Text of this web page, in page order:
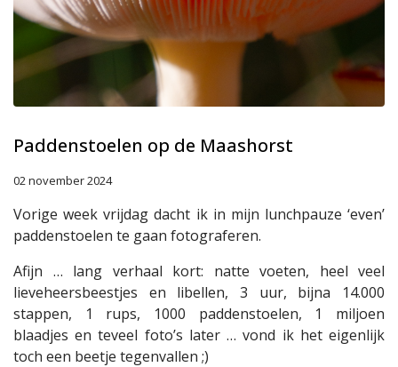
Paddenstoelen op de Maashorst
02 november 2024
Vorige week vrijdag dacht ik in mijn lunchpauze ‘even’
paddenstoelen te gaan fotograferen.
Afijn … lang verhaal kort: natte voeten, heel veel
lieveheersbeestjes en libellen, 3 uur, bijna 14.000
stappen, 1 rups, 1000 paddenstoelen, 1 miljoen
blaadjes en teveel foto’s later … vond ik het eigenlijk
toch een beetje tegenvallen ;)